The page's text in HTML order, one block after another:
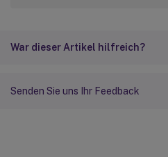
War dieser Artikel hilfreich?
Senden Sie uns Ihr Feedback